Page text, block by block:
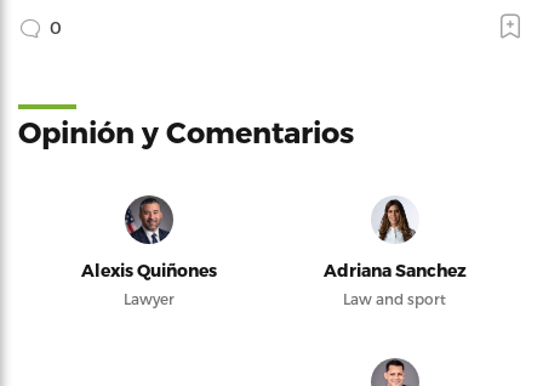
0
Opinión y Comentarios
Alexis Quiñones
Lawyer
Adriana Sanchez
Law and sport